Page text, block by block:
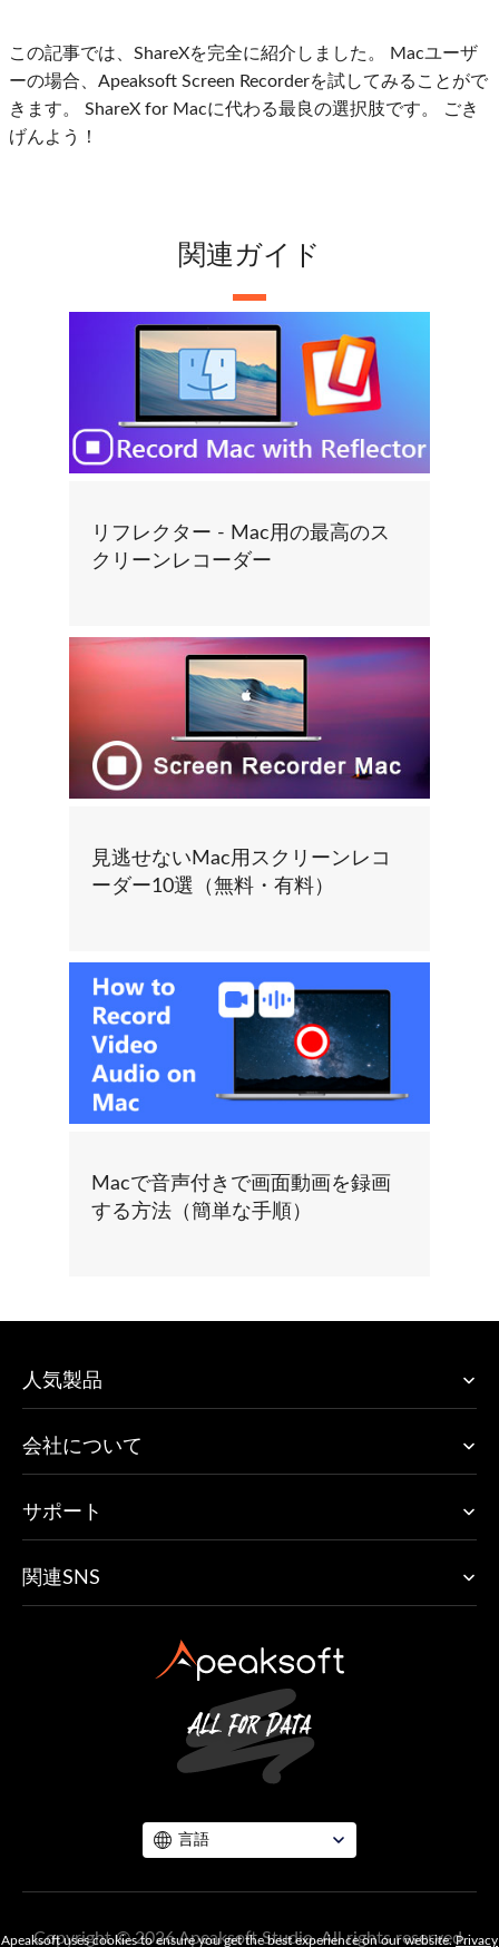
この記事では、ShareXを完全に紹介しました。 Macユーザ
ーの場合、Apeaksoft Screen Recorderを試してみることがで
きます。 ShareX for Macに代わる最良の選択肢です。 ごき
げんよう！
関連ガイド
リフレクター - Mac用の最高のス
クリーンレコーダー
見逃せないMac用スクリーンレコ
ーダー10選（無料・有料）
Macで音声付きで画面動画を録画
する方法（簡単な手順）
人気製品
会社について
サポート
関連SNS
言語
Copyright © 2026 Apeaksoft Studio. All rights reserved.
Apeaksoft uses cookies to ensure you get the best experience on our website.Privacy